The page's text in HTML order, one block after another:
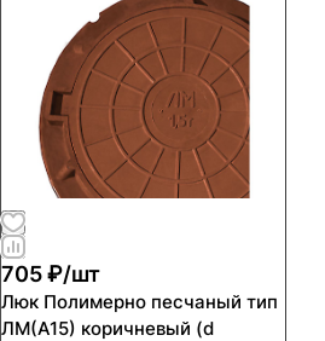
705 ₽/шт
Люк Полимерно песчаный тип
ЛМ(А15) коричневый (d